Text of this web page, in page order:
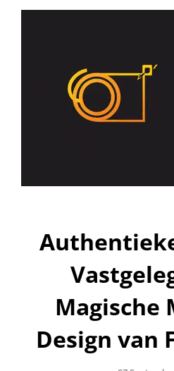
Magische
Design van